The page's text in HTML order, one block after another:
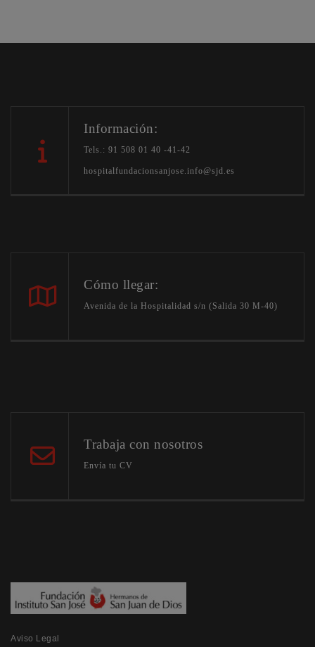
Información:
Tels.: 91 508 01 40 -41-42
hospitalfundacionsanjose.info@sjd.es
Cómo llegar:
Avenida de la Hospitalidad s/n (Salida 30 M-40)
Trabaja con nosotros
Envía tu CV
Aviso Legal